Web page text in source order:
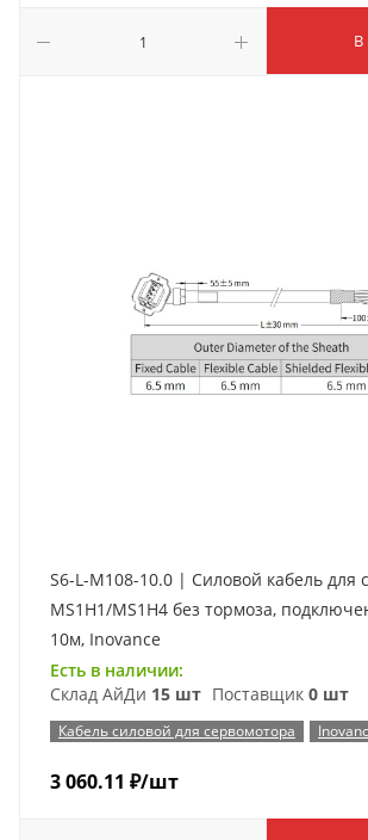
В
S6-L-M108-10.0 | Силовой кабель для
MS1H1/MS1H4 без тормоза,
10м, Inovance
Есть в наличии:
Склад АйДи 15 шт Поставщик 0 шт
Кабель силовой для сервомотора
3 060.11 ₽/шт